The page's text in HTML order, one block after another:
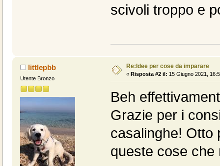
scivoli troppo e
littlepbb
Utente Bronzo
Re:Idee per cose da imparare
« Risposta #2 il: 15 Giugno 2021,
Beh
Grazie per i
casalinghe! Otto
queste cose che